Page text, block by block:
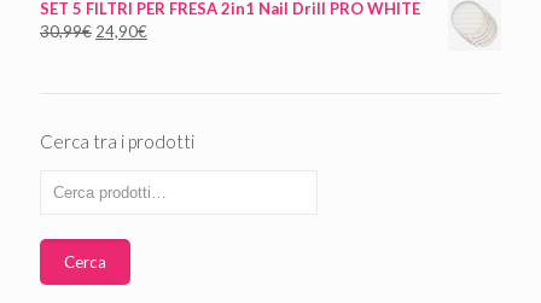
SET 5 FILTRI PER FRESA 2in1 Nail Drill PRO WHITE
30,99€ 24,90€
Cerca tra i prodotti
Cerca